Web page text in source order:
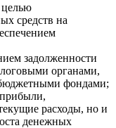
целью
средств на
задолженности
органами,
фондами;
расходы, но и
денежных